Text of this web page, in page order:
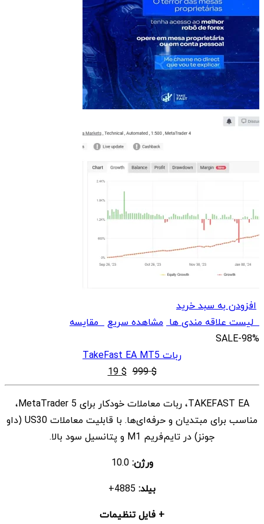
افزودن به سبد خرید
لیست علاقه مندی ها مشاهده سریعمقایسه
SALE-98%
ربات TakeFast EA MT5
$
999
قیمت
اصلی
$ 999
بود.
$
19
قیمت
فعلی
$ 19
است.
TAKEFAST EA، ربات معاملات خودکار برای MetaTrader 5،
مناسب برای مبتدیان و حرفه‌ای‌ها. با قابلیت معاملات US30 (داو
جونز) در تایم‌فریم M1 و پتانسیل سود بالا.
ورژن:10.0
بیلد:
+ فایل تنظیمات